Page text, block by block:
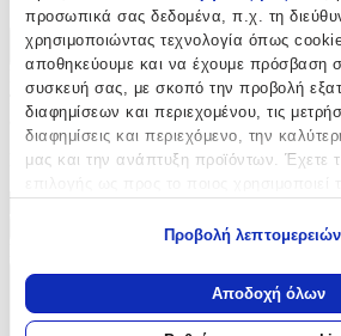
προσωπικά σας δεδομένα, π.χ. τη
χρησιμοποιώντας τεχνολογία όπως
αποθηκεύουμε και να έχουμε πρόσβαση
συσκευή σας, με σκοπό την προβολή
διαφημίσεων και περιεχομένου, τις
διαφημίσεις και περιεχόμενο, την
μας και την ανάπτυξη προϊόντων. Έχετε
Να συλλέξουμε πληροφορίες
σας τοποθεσία, οι οποίες μπορεί να
απόσταση μερικών μέτρων
Προβολή λεπτομερειών
Αποδοχή όλων
Πώς υπολογίζεται η βαθμολογία
Η τελική βαθμολογία βασίζεται
που έχουν πραγματοποιήσει αγορά μέσω
επιβεβαιώσει την αγορά τους.
Γράψου στο Νewsletter μας για νέα &
Πατώντας «Εγγραφή» αποδέχεσαι τους